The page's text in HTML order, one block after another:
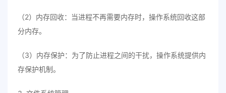
（2）内存回收：当进程不再需要内存时，操作系统回收这部
分内存。
（3）内存保护：为了防止进程之间的干扰，操作系统提供内
存保护机制。